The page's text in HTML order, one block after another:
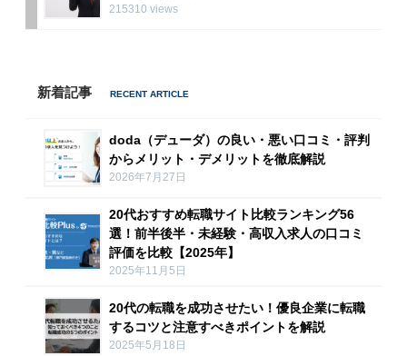
215310 views
新着記事
doda（デューダ）の良い・悪い口コミ・評判
からメリット・デメリットを徹底解説
2026年7月27日
20代おすすめ転職サイト比較ランキング56
選！前半後半・未経験・高収入求人の口コミ
評価を比較【2025年】
2025年11月5日
20代の転職を成功させたい！優良企業に転職
するコツと注意すべきポイントを解説
2025年5月18日